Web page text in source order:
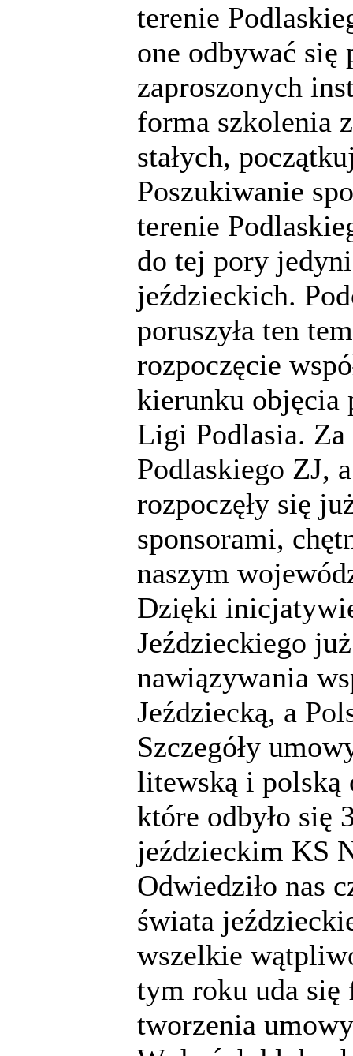
terenie
one odbywać
zaproszonych
forma szkolenia
stałych,
Poszukiwanie
terenie
do tej pory
jeździeckich.
poruszyła ten
rozpoczęcie
kierunku objęcia
Ligi Podlasia. Za
Podlaskiego ZJ,
rozpoczęły się
sponsorami,
naszym
Dzięki
Jeździeckiego
nawiązywania
Jeździecką, a
Szczegóły
litewską i polską
które odbyło się
jeździeckim KS
Odwiedziło nas
świata
wszelkie
tym roku uda się
tworzenia